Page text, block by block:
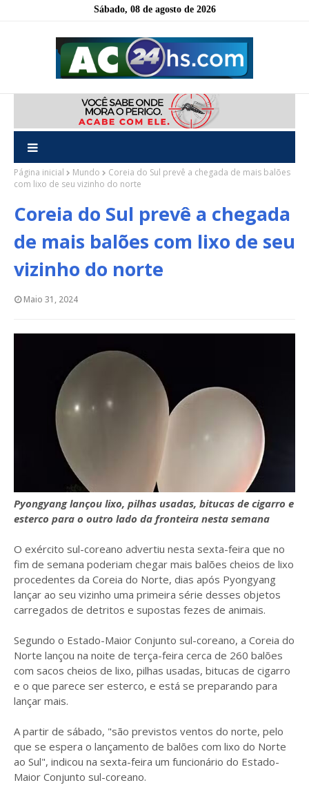
Sábado, 08 de agosto de 2026
Página inicial Mundo
Coreia do Sul prevê a chegada de mais balões
com lixo de seu vizinho do norte
Coreia do Sul prevê a chegada
de mais balões com lixo de seu
vizinho do norte
Maio 31, 2024
Pyongyang lançou lixo, pilhas usadas, bitucas de cigarro e
esterco para o outro lado da fronteira nesta semana
O exército sul-coreano advertiu nesta sexta-feira que no
fim de semana poderiam chegar mais balões cheios de lixo
procedentes da Coreia do Norte, dias após Pyongyang
lançar ao seu vizinho uma primeira série desses objetos
carregados de detritos e supostas fezes de animais.
Segundo o Estado-Maior Conjunto sul-coreano, a Coreia do
Norte lançou na noite de terça-feira cerca de 260 balões
com sacos cheios de lixo, pilhas usadas, bitucas de cigarro
e o que parece ser esterco, e está se preparando para
lançar mais.
A partir de sábado, "são previstos ventos do norte, pelo
que se espera o lançamento de balões com lixo do Norte
ao Sul", indicou na sexta-feira um funcionário do Estado-
Maior Conjunto sul-coreano.